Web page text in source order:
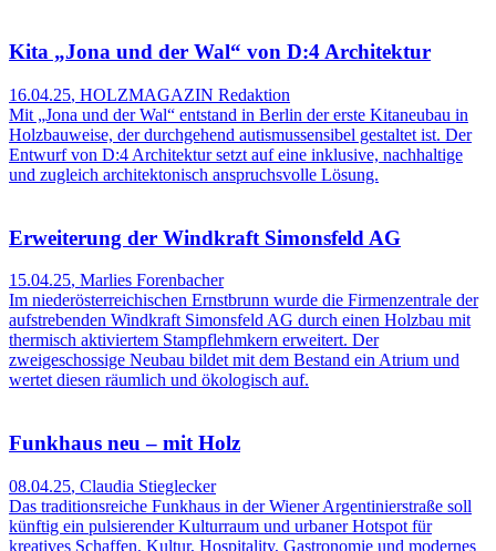
Kita „Jona und der Wal“ von D:4 Architektur
16.04.25, HOLZMAGAZIN Redaktion
Mit „Jona und der Wal“ entstand in Berlin der erste Kitaneubau in
Holzbauweise, der durchgehend autismussensibel gestaltet ist. Der
Entwurf von D:4 Architektur setzt auf eine inklusive, nachhaltige
und zugleich architektonisch anspruchsvolle Lösung.
Erweiterung der Windkraft Simonsfeld AG
15.04.25, Marlies Forenbacher
Im niederösterreichischen Ernstbrunn wurde die Firmenzentrale der
aufstrebenden Windkraft Simonsfeld AG durch einen Holzbau mit
thermisch aktiviertem Stampflehmkern erweitert. Der
zweigeschossige Neubau bildet mit dem Bestand ein Atrium und
wertet diesen räumlich und ökologisch auf.
Funkhaus neu – mit Holz
08.04.25, Claudia Stieglecker
Das traditionsreiche Funkhaus in der Wiener Argentinierstraße soll
künftig ein pulsierender Kulturraum und urbaner Hotspot für
kreatives Schaffen, Kultur, Hospitality, Gastronomie und modernes